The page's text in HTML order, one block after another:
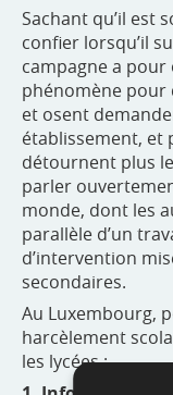
Sachant qu’il est
confier lorsqu’il
campagne a
phénomène pour
et osent
établissement, et
détournent plus
parler
monde, dont les
parallèle d’un
d’intervention
secondaires.
Au Luxembourg,
harcèlement
les lycées :